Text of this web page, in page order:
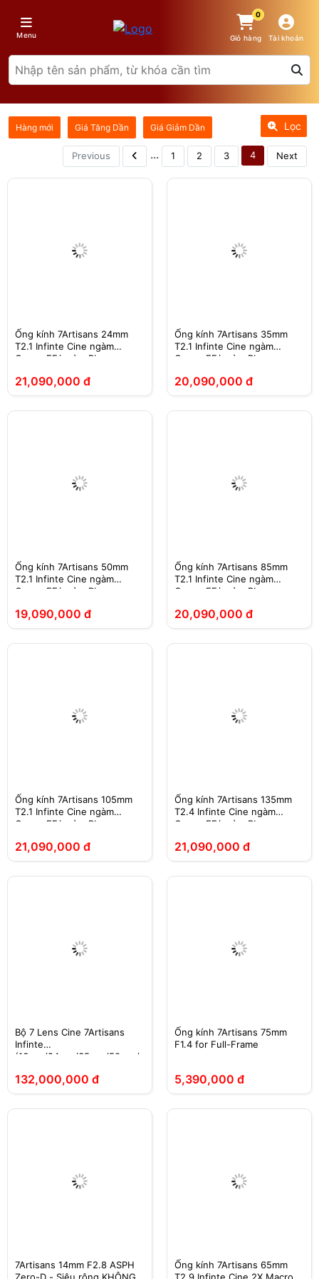
Menu
0
Giỏ hàng Tài khoản
Hàng mới Giá Tăng Dần Giá Giảm Dần Lọc
Previous ... 1 2 3 4 Next
Ống kính 7Artisans 24mm
T2.1 Infinte Cine ngàm
Canon EF/ngàm PL
21,090,000 đ
Ống kính 7Artisans 35mm
T2.1 Infinte Cine ngàm
Canon EF/ngàm PL
20,090,000 đ
Ống kính 7Artisans 50mm
T2.1 Infinte Cine ngàm
Canon EF/ngàm PL
19,090,000 đ
Ống kính 7Artisans 85mm
T2.1 Infinte Cine ngàm
Canon EF/ngàm PL
20,090,000 đ
Ống kính 7Artisans 105mm
T2.1 Infinte Cine ngàm
Canon EF/ngàm PL
21,090,000 đ
Ống kính 7Artisans 135mm
T2.4 Infinte Cine ngàm
Canon EF/ngàm PL
21,090,000 đ
Bộ 7 Lens Cine 7Artisans
Infinte
(16mm/24mm/35mm/50mm/
Tốt
132,000,000 đ
Ống kính 7Artisans 75mm
F1.4 for Full-Frame
5,390,000 đ
7Artisans 14mm F2.8 ASPH
Ống kính 7Artisans 65mm